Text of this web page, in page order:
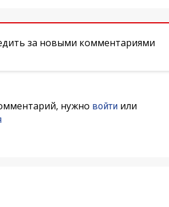
за новыми комментариями
нужно войти или